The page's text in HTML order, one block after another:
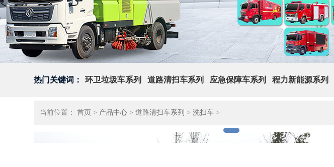
热门关键词： 环卫垃圾车系列 道路清扫车系列 应急保障车系列 程力新能源系列
当前位置：首页 > 产品中心 >道路清扫车系列 >洗扫车 >